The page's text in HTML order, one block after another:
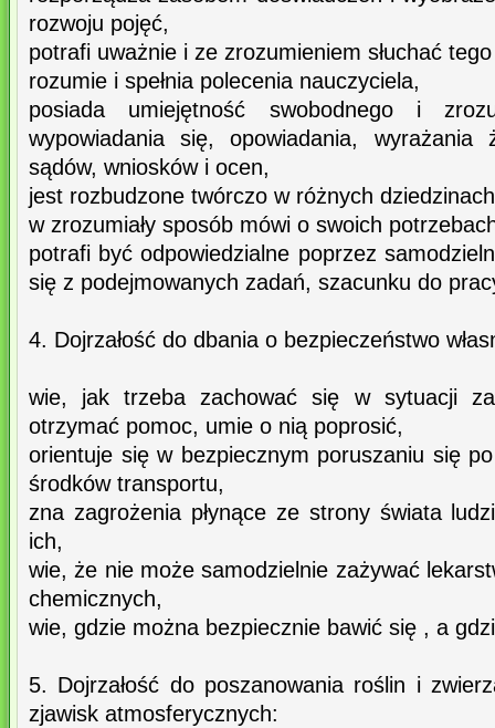
rozwoju pojęć,
potrafi uważnie i ze zrozumieniem słuchać
rozumie i spełnia polecenia nauczyciela,
posiada umiejętność swobodnego i
wypowiadania się, opowiadania, wyrażania
sądów, wniosków i ocen,
jest rozbudzone twórczo w różnych
w zrozumiały sposób mówi o swoich
potrafi być odpowiedzialne poprzez
się z podejmowanych zadań, szacunku do
4. Dojrzałość do dbania o bezpieczeństwo
wie, jak trzeba zachować się w sytuacji
otrzymać pomoc, umie o nią poprosić,
orientuje się w bezpiecznym poruszaniu się
środków transportu,
zna zagrożenia płynące ze strony świata
ich,
wie, że nie może samodzielnie zażywać
chemicznych,
wie, gdzie można bezpiecznie bawić się , a
5. Dojrzałość do poszanowania roślin i
zjawisk atmosferycznych: